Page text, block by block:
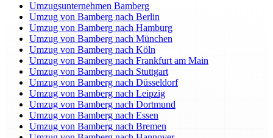
Umzugsunternehmen Bamberg
Umzug von Bamberg nach Berlin
Umzug von Bamberg nach Hamburg
Umzug von Bamberg nach München
Umzug von Bamberg nach Köln
Umzug von Bamberg nach Frankfurt am Main
Umzug von Bamberg nach Stuttgart
Umzug von Bamberg nach Düsseldorf
Umzug von Bamberg nach Leipzig
Umzug von Bamberg nach Dortmund
Umzug von Bamberg nach Essen
Umzug von Bamberg nach Bremen